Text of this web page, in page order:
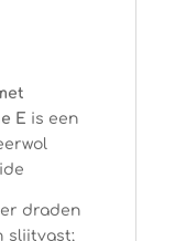
E is een
draden
slijtvast;